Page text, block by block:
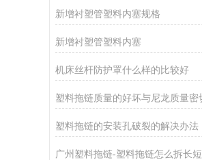
新增衬塑管塑料内塞规格
新增衬塑管塑料内塞
机床丝杆防护罩什么样的比较好
塑料拖链的安装孔破裂的解决办法
广州塑料拖链-塑料拖链怎么拆长短